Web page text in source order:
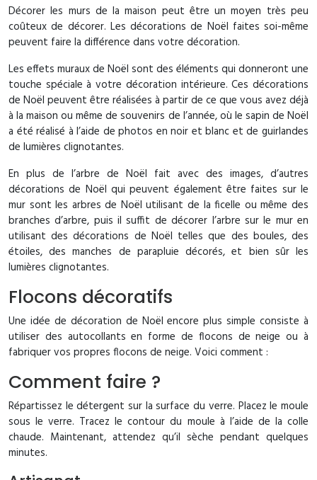
Décorer les murs de la maison peut être un moyen très peu
coûteux de décorer. Les décorations de Noël faites soi-même
peuvent faire la différence dans votre décoration.
Les effets muraux de Noël sont des éléments qui donneront une
touche spéciale à votre décoration intérieure. Ces décorations
de Noël peuvent être réalisées à partir de ce que vous avez déjà
à la maison ou même de souvenirs de l’année, où le sapin de Noël
a été réalisé à l’aide de photos en noir et blanc et de guirlandes
de lumières clignotantes.
En plus de l’arbre de Noël fait avec des images, d’autres
décorations de Noël qui peuvent également être faites sur le
mur sont les arbres de Noël utilisant de la ficelle ou même des
branches d’arbre, puis il suffit de décorer l’arbre sur le mur en
utilisant des décorations de Noël telles que des boules, des
étoiles, des manches de parapluie décorés, et bien sûr les
lumières clignotantes.
Flocons décoratifs
Une idée de décoration de Noël encore plus simple consiste à
utiliser des autocollants en forme de flocons de neige ou à
fabriquer vos propres flocons de neige. Voici comment :
Comment faire ?
Répartissez le détergent sur la surface du verre. Placez le moule
sous le verre. Tracez le contour du moule à l’aide de la colle
chaude. Maintenant, attendez qu’il sèche pendant quelques
minutes.